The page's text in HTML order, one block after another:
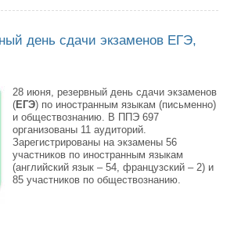
день сдачи экзаменов ЕГЭ,
28 июня, резервный день сдачи экзаменов
(ЕГЭ) по иностранным языкам (письменно)
и обществознанию. В ППЭ 697
организованы 11 аудиторий.
Зарегистрированы на экзамены 56
участников по иностранным языкам
(английский язык – 54, французский – 2) и
85 участников по обществознанию.